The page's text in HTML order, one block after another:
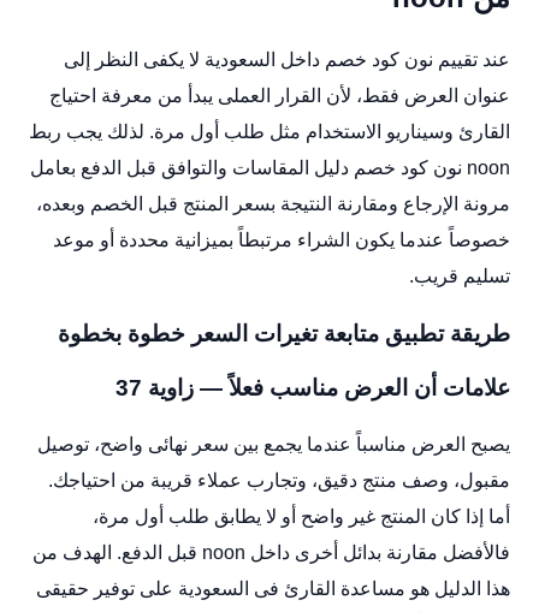
عند تقييم نون كود خصم داخل السعودية لا يكفى النظر إلى
عنوان العرض فقط، لأن القرار العملى يبدأ من معرفة احتياج
القارئ وسيناريو الاستخدام مثل طلب أول مرة. لذلك يجب ربط
noon نون كود خصم دليل المقاسات والتوافق قبل الدفع بعامل
مرونة الإرجاع ومقارنة النتيجة بسعر المنتج قبل الخصم وبعده،
خصوصاً عندما يكون الشراء مرتبطاً بميزانية محددة أو موعد
تسليم قريب.
طريقة تطبيق متابعة تغيرات السعر خطوة بخطوة
علامات أن العرض مناسب فعلاً — زاوية 37
يصبح العرض مناسباً عندما يجمع بين سعر نهائى واضح، توصيل
مقبول، وصف منتج دقيق، وتجارب عملاء قريبة من احتياجك.
أما إذا كان المنتج غير واضح أو لا يطابق طلب أول مرة،
فالأفضل مقارنة بدائل أخرى داخل noon قبل الدفع. الهدف من
هذا الدليل هو مساعدة القارئ فى السعودية على توفير حقيقى